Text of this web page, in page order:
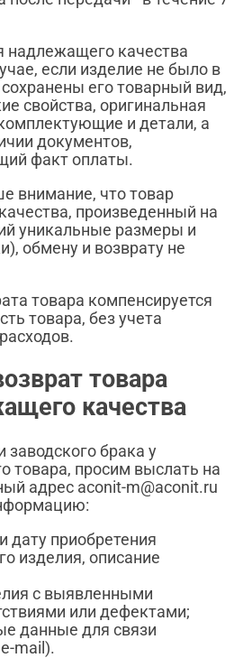
надлежащего качества
если изделие не было в
его товарный вид,
свойства, оригинальная
и детали, а
документов,
факт оплаты.
внимание, что товар
произведенный на
уникальные размеры и
обмену и возврату не
товара компенсируется
товара, без учета
товара
качества
брака у
товара, просим выслать на
адрес aconit-m@aconit.ru
дату приобретения
изделия, описание
с выявленными
или дефектами;
данные для связи
mail).